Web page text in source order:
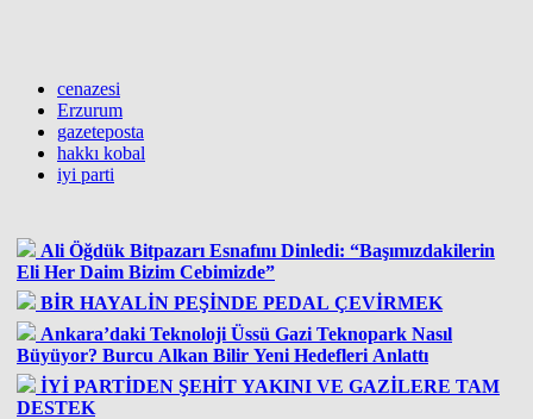
cenazesi
Erzurum
gazeteposta
hakkı kobal
iyi parti
Ali Öğdük Bitpazarı Esnafını Dinledi: “Başımızdakilerin
Eli Her Daim Bizim Cebimizde”
BİR HAYALİN PEŞİNDE PEDAL ÇEVİRMEK
Ankara’daki Teknoloji Üssü Gazi Teknopark Nasıl
Büyüyor? Burcu Alkan Bilir Yeni Hedefleri Anlattı
İYİ PARTİDEN ŞEHİT YAKINI VE GAZİLERE TAM
DESTEK